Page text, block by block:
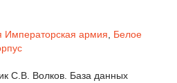
Императорская армия
Белое
С.В. Волков. База данных